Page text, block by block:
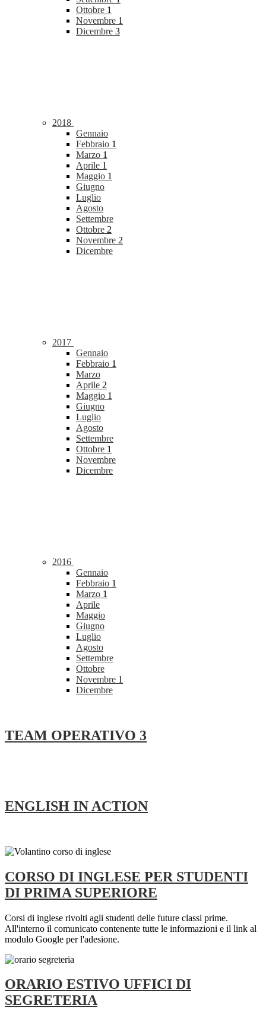
Ottobre 1
Novembre 1
Dicembre 3
2018
Gennaio
Febbraio 1
Marzo 1
Aprile 1
Maggio 1
Giugno
Luglio
Agosto
Settembre
Ottobre 2
Novembre 2
Dicembre
2017
Gennaio
Febbraio 1
Marzo
Aprile 2
Maggio 1
Giugno
Luglio
Agosto
Settembre
Ottobre 1
Novembre
Dicembre
2016
Gennaio
Febbraio 1
Marzo 1
Aprile
Maggio
Giugno
Luglio
Agosto
Settembre
Ottobre
Novembre 1
Dicembre
TEAM OPERATIVO 3
ENGLISH IN ACTION
CORSO DI INGLESE PER STUDENTI
DI PRIMA SUPERIORE
Corsi di inglese rivolti agli studenti delle future classi prime.
All'interno il comunicato contenente tutte le informazioni e il link al
modulo Google per l'adesione.
ORARIO ESTIVO UFFICI DI
SEGRETERIA